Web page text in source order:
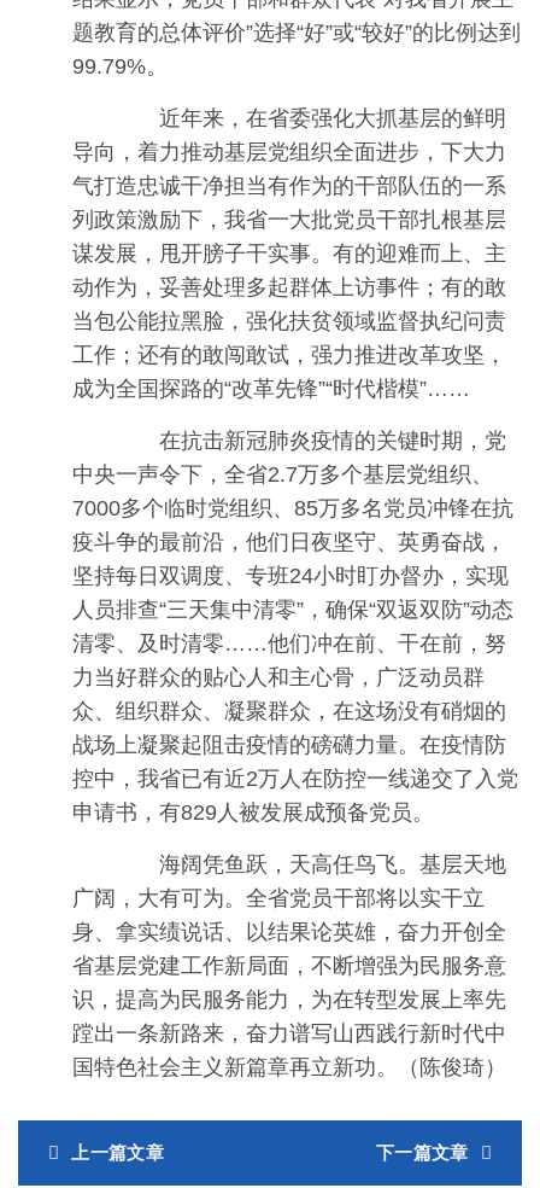
题教育的总体评价”选择“好”或“较好”的比例达到
99.79%。
近年来，在省委强化大抓基层的鲜明
导向，着力推动基层党组织全面进步，下大力
气打造忠诚干净担当有作为的干部队伍的一系
列政策激励下，我省一大批党员干部扎根基层
谋发展，甩开膀子干实事。有的迎难而上、主
动作为，妥善处理多起群体上访事件；有的敢
当包公能拉黑脸，强化扶贫领域监督执纪问责
工作；还有的敢闯敢试，强力推进改革攻坚，
成为全国探路的“改革先锋”“时代楷模”……
在抗击新冠肺炎疫情的关键时期，党
中央一声令下，全省2.7万多个基层党组织、
7000多个临时党组织、85万多名党员冲锋在抗
疫斗争的最前沿，他们日夜坚守、英勇奋战，
坚持每日双调度、专班24小时盯办督办，实现
人员排查“三天集中清零”，确保“双返双防”动态
清零、及时清零……他们冲在前、干在前，努
力当好群众的贴心人和主心骨，广泛动员群
众、组织群众、凝聚群众，在这场没有硝烟的
战场上凝聚起阻击疫情的磅礴力量。在疫情防
控中，我省已有近2万人在防控一线递交了入党
申请书，有829人被发展成预备党员。
海阔凭鱼跃，天高任鸟飞。基层天地
广阔，大有可为。全省党员干部将以实干立
身、拿实绩说话、以结果论英雄，奋力开创全
省基层党建工作新局面，不断增强为民服务意
识，提高为民服务能力，为在转型发展上率先
蹚出一条新路来，奋力谱写山西践行新时代中
国特色社会主义新篇章再立新功。（陈俊琦）
上一篇文章 下一篇文章